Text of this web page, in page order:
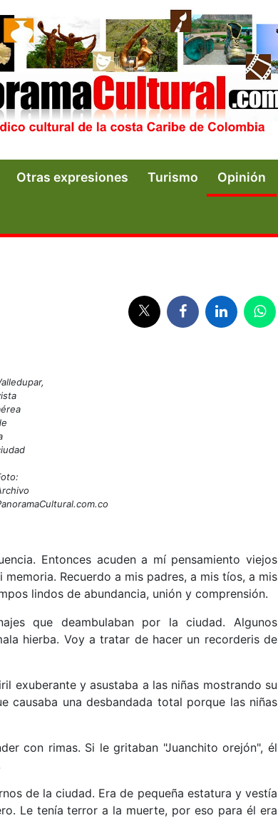
Otras expresiones Turismo Opinión
Entonces acuden a mí pensamiento viejos
Recuerdo a mis padres, a mis tíos, a mis
lindos de abundancia, unión y comprensión.
que deambulaban por la ciudad. Algunos
hierba. Voy a tratar de hacer un recorderis de
exuberante y asustaba a las niñas mostrando su
una desbandada total porque las niñas
con rimas. Si le gritaban "Juanchito orejón", él
de la ciudad. Era de pequeña estatura y vestía
Le tenía terror a la muerte, por eso para él era